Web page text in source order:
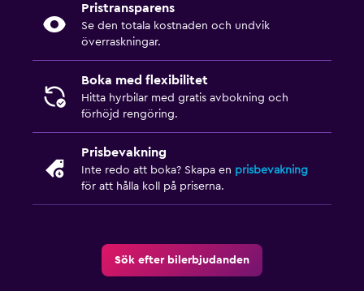
Pristransparens
Se den totala kostnaden och undvik
överraskningar.
Boka med flexibilitet
Hitta hyrbilar med gratis avbokning och
förhöjd rengöring.
Prisbevakning
Inte redo att boka? Skapa en prisbevakning
för att hålla koll på priserna.
Sök efter bilerbjudanden